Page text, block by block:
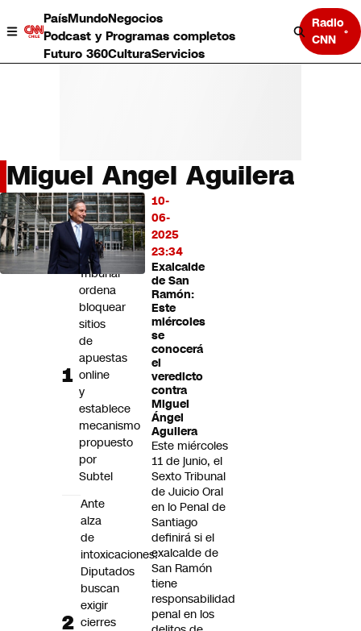
PaísMundoNegocios
Podcast y Programas completos
Futuro 360CulturaServicios
Radio
CNN
País
Mundo
Negocios
Deportes
Programas completos
CNN tiempo
Futuro 360
Miguel Angel Aguilera
10-
06-
2025
23:34
Exalcalde
de San
Ramón:
Este
miércoles
se
conocerá
el
veredicto
contra
Miguel
Ángel
Aguilera
Este miércoles
11 de junio, el
Sexto Tribunal
de Juicio Oral
en lo Penal de
Santiago
definirá si el
exalcalde de
San Ramón
tiene
responsabilidad
penal en los
LO
MÁS
LEÍDO
Tribunal
ordena
bloquear
sitios
de
apuestas
online
y
establece
mecanismo
propuesto
por
Subtel
Ante
alza
de
intoxicaciones:
Diputados
buscan
exigir
cierres